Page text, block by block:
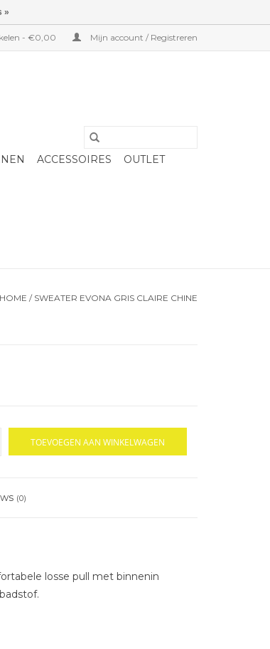
- €0,00 Mijn account / Registreren
ACCESSOIRES
OUTLET
HOME / SWEATER EVONA GRIS CLAIRE CHINE
TOEVOEGEN AAN WINKELWAGEN
(0)
losse pull met binnenin
»